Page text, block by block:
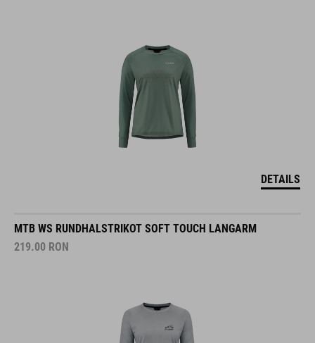
DETAILS
MTB WS RUNDHALSTRIKOT SOFT TOUCH LANGARM
219.00 RON